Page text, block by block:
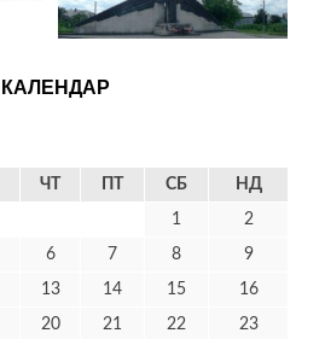
КАЛЕНДАР
ЧТ СБ НД
1 2
6 7 8 9
13 14 15 16
20 21 22 23